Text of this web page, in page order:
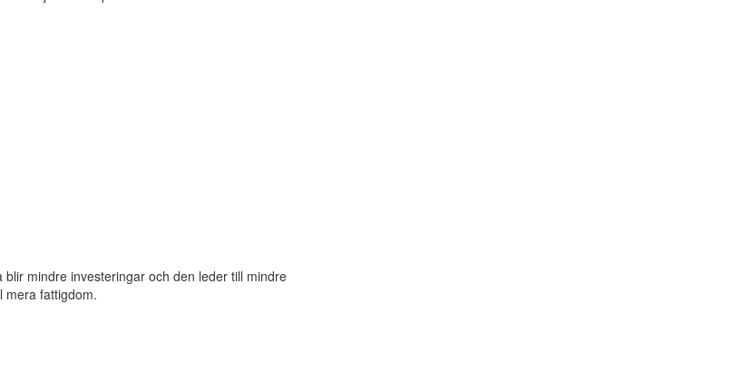
mindre investeringar och den leder till mindre
mera fattigdom.